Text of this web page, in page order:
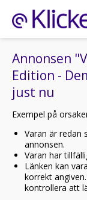
Annonsen
Edition -
just nu
Exempel på
Varan är redan
annonsen.
Varan har
Länken kan
korrekt
kontrollera att